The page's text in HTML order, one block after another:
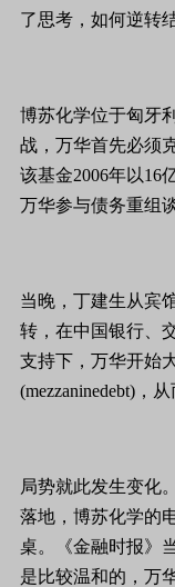
了思考，如何逆转
博苏化学位于匈牙
战，万华首先必须
该基金2006年以16
万华参与债务重组
当晚，丁建生从宾
转，在中国银行、
支持下，万华开始
(mezzaninedebt)，
局势就此发生变化
落地，博苏化学的
桌。《金融时报》
是比较温和的，万